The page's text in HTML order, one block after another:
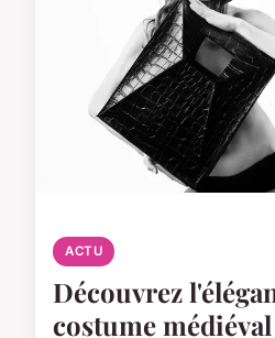
ACTU
Découvrez
costume